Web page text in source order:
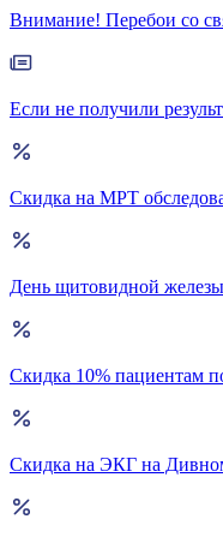
Внимание! Перебои со
Если не получили
Скидка на МРТ
День щитовидной
Скидка 10% пациентам
Скидка на ЭКГ на